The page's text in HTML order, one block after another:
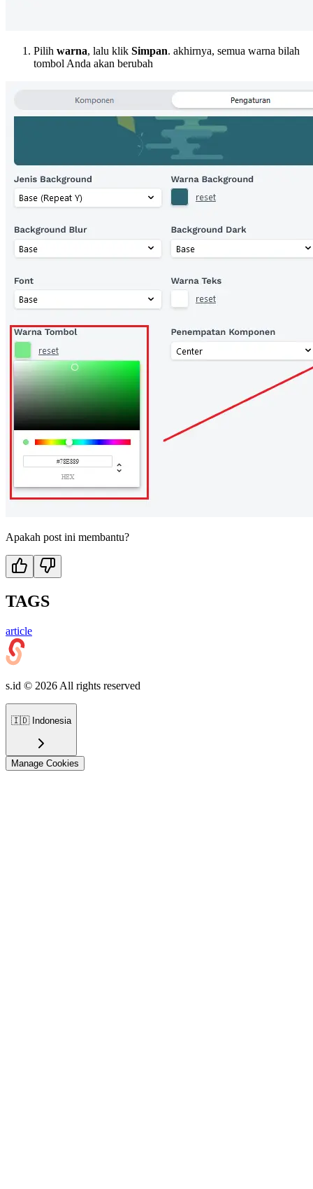
Pilih warna, lalu klik Simpan. akhirnya, semua warna bilah
tombol Anda akan berubah
Apakah post ini membantu?
TAGS
article
s.id © 2026 All rights reserved
🇮🇩 Indonesia
Manage Cookies